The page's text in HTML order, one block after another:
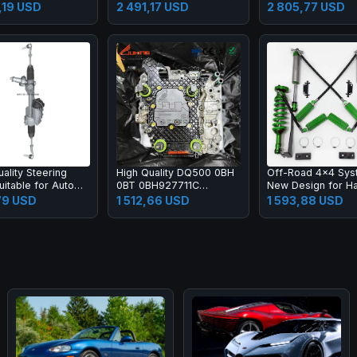
Assembly Kit
USD
Cylinder Head
2 491,17 USD
81.35100.6428
2 805,77 USD
Steering
for Auto
2134601801
Rack Pinion and
USD
High Quality DQ500 0BH
0BT 0BH927711C
Transmission
Mechatronic with Contorl
1 512,66 USD
Off-Road 4x4
New Design for
Nitrogen Shock
Suspension
1 593,88 USD